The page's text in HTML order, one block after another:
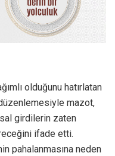
olduğunu hatırlatan
mazot,
girdilerin zaten
ifade etti.
pahalanmasına neden